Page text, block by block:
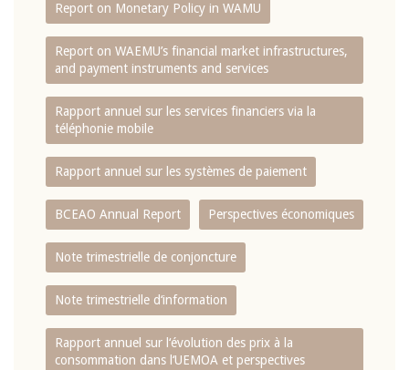
Report on Monetary Policy in WAMU
Report on WAEMU’s financial market infrastructures,
and payment instruments and services
Rapport annuel sur les services financiers via la
téléphonie mobile
Rapport annuel sur les systèmes de paiement
BCEAO Annual Report Perspectives économiques
Note trimestrielle de conjoncture
Note trimestrielle d‘information
Rapport annuel sur l‘évolution des prix à la
consommation dans l‘UEMOA et perspectives